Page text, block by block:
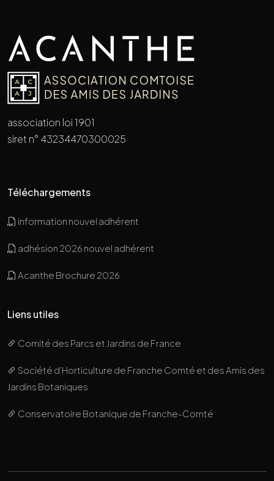
association loi 1901
siret n° 43234470300025
Téléchargements
information nouvel adhérent
adhésion 2026 nouvel adhérent
Acanthe Brochure 2026
Liens utiles
Comité des Parcs et Jardins de France
Société d’Horticulture de Franche Comté et des Amis des
Jardins Botaniques
Conservatoire Botanique de Franche-Comté